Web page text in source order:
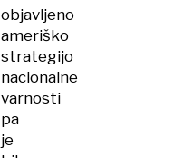
objavljeno
ameriško
strategijo
nacionalne
varnosti
pa
je